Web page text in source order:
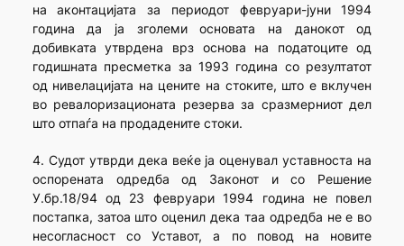
на аконтацијата за периодот февруари-јуни 1994
година да ја зголеми основата на данокот од
добивката утврдена врз основа на податоците од
годишната пресметка за 1993 година со резултатот
од нивелацијата на цените на стоките, што е вклучен
во ревалоризационата резерва за сразмерниот дел
што отпаѓа на продадените стоки.
4. Судот утврди дека веќе ја оценувал уставноста на
оспорената одредба од Законот и со Решение
У.бр.18/94 од 23 февруари 1994 година не повел
постапка, затоа што оценил дека таа одредба не е во
несогласност со Уставот, а по повод на новите